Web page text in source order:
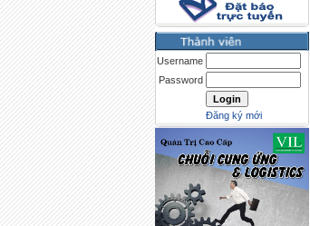
Username
Password
Đăng ký mới